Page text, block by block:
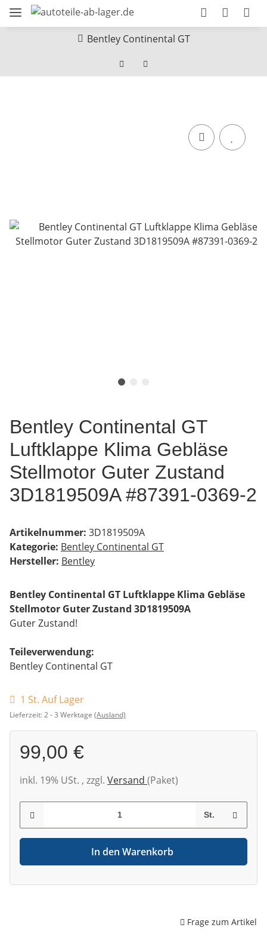
Bentley Continental GT
Bentley Continental GT
Luftklappe Klima Gebläse
Stellmotor Guter Zustand
3D1819509A #87391-0369-2
Artikelnummer: 3D1819509A
Kategorie: Bentley Continental GT
Hersteller: Bentley
Bentley Continental GT Luftklappe Klima Gebläse
Stellmotor Guter Zustand 3D1819509A
Guter Zustand!
Teileverwendung:
Bentley Continental GT
1 St. Auf Lager
Lieferzeit:2 - 3 Werktage (Ausland)
99,00 €
inkl. 19% USt. , zzgl. Versand (Paket)
St.
In den Warenkorb
Frage zum Artikel